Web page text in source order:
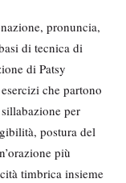
pronuncia,
di tecnica di
di Patsy
che partono
per
postura del
più
timbrica insieme